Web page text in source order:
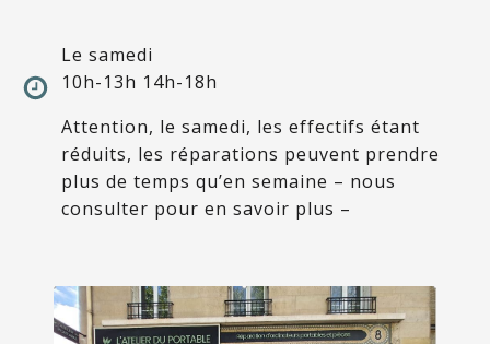
Le samedi
10h-13h 14h-18h
Attention, le samedi, les effectifs étant
réduits, les réparations peuvent prendre
plus de temps qu’en semaine – nous
consulter pour en savoir plus –